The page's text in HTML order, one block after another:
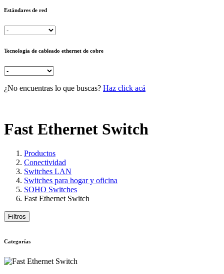
Estándares de red
Tecnología de cableado ethernet de cobre
¿No encuentras lo que buscas? Haz click acá
Fast Ethernet Switch
Productos
Conectividad
Switches LAN
Switches para hogar y oficina
SOHO Switches
Fast Ethernet Switch
Filtros
Categorías